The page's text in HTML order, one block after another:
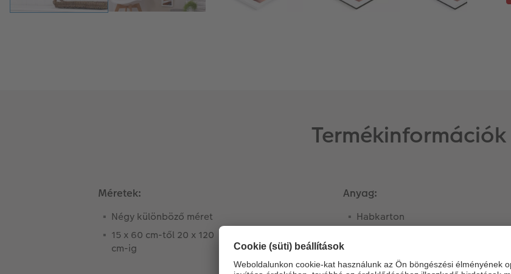
Termékinformációk
Méretek:
Négy különböző méret
15 x 60 cm-től 20 x 120
cm-ig
Anyag:
Habkarton
Galériafotó